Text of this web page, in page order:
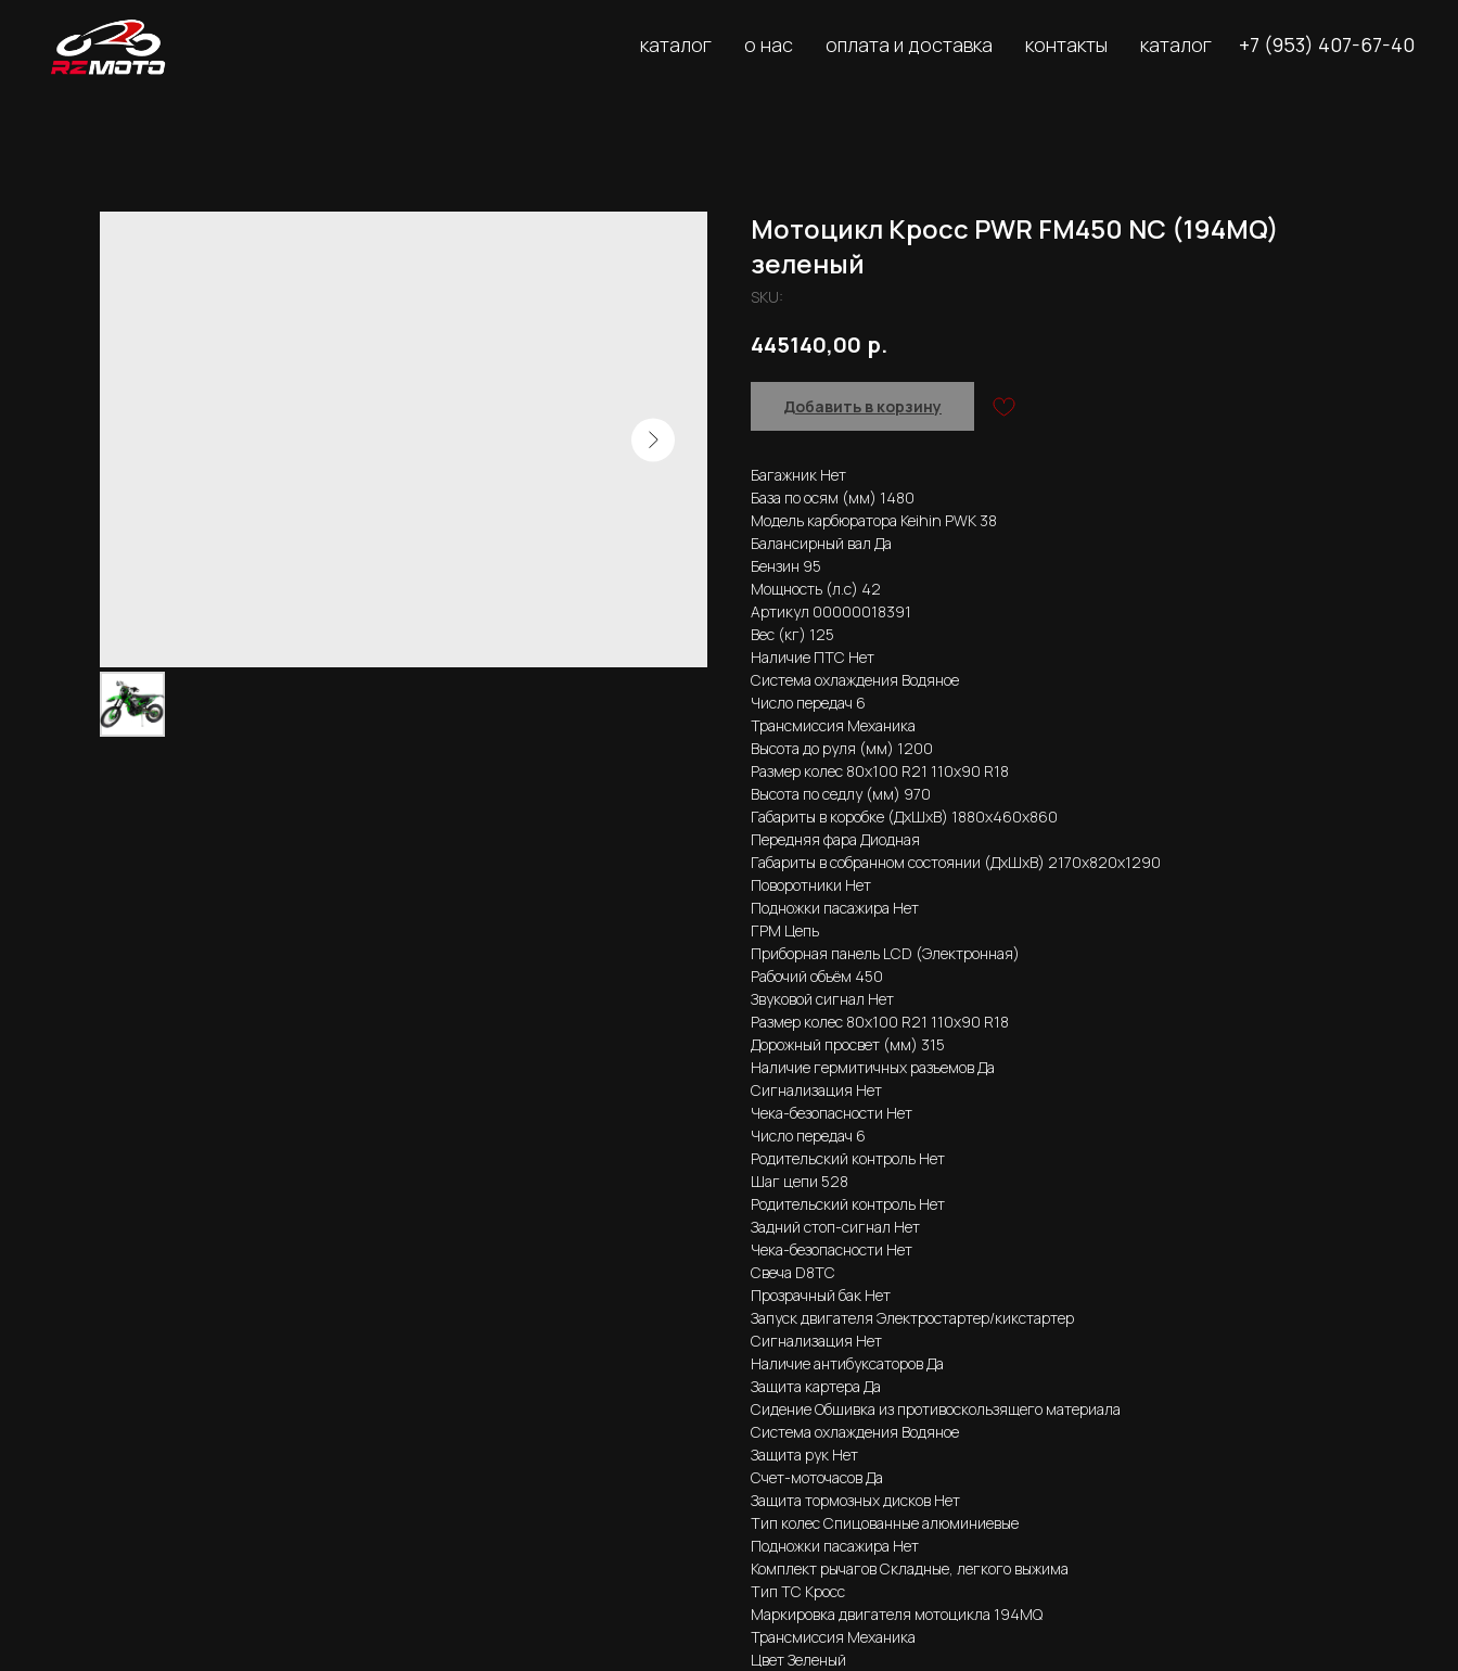
каталог о нас оплата и доставка контакты каталог +7 (953) 407-67-40
Мотоцикл Кросс PWR FM450 NC (194MQ)
зеленый
SKU:
445140,00 р.
Добавить в корзину
Багажник Нет
База по осям (мм) 1480
Модель карбюратора Keihin PWK 38
Балансирный вал Да
Бензин 95
Мощность (л.с) 42
Артикул 00000018391
Вес (кг) 125
Наличие ПТС Нет
Система охлаждения Водяное
Число передач 6
Трансмиссия Механика
Высота до руля (мм) 1200
Размер колес 80х100 R21 110х90 R18
Высота по седлу (мм) 970
Габариты в коробке (ДхШхВ) 1880х460х860
Передняя фара Диодная
Габариты в собранном состоянии (ДхШхВ) 2170х820х1290
Поворотники Нет
Подножки пасажира Нет
ГРМ Цепь
Приборная панель LCD (Электронная)
Рабочий объём 450
Звуковой сигнал Нет
Размер колес 80х100 R21 110х90 R18
Дорожный просвет (мм) 315
Наличие гермитичных разъемов Да
Сигнализация Нет
Чека-безопасности Нет
Число передач 6
Родительский контроль Нет
Шаг цепи 528
Родительский контроль Нет
Задний стоп-сигнал Нет
Чека-безопасности Нет
Свеча D8TC
Прозрачный бак Нет
Запуск двигателя Электростартер/кикстартер
Сигнализация Нет
Наличие антибуксаторов Да
Защита картера Да
Сидение Обшивка из противоскользящего материала
Система охлаждения Водяное
Защита рук Нет
Счет-моточасов Да
Защита тормозных дисков Нет
Тип колес Спицованные алюминиевые
Подножки пасажира Нет
Комплект рычагов Складные, легкого выжима
Тип ТС Кросс
Маркировка двигателя мотоцикла 194MQ
Трансмиссия Механика
Цвет Зеленый